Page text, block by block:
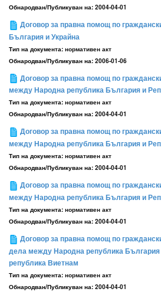
Обнародван/Публикуван на: 2004-04-01
Договор за правна помощ по
България и Украйна
Тип на документа: нормативен акт
Обнародван/Публикуван на: 2006-01-06
Договор за правна помощ по
между Народна република България и
Тип на документа: нормативен акт
Обнародван/Публикуван на: 2004-04-01
Договор за правна помощ по
между Народна република България и
Тип на документа: нормативен акт
Обнародван/Публикуван на: 2004-04-01
Договор за правна помощ по
между Народна република България и
Тип на документа: нормативен акт
Обнародван/Публикуван на: 2004-04-01
Договор за правна помощ по
дела между Народна република България
република Виетнам
Тип на документа: нормативен акт
Обнародван/Публикуван на: 2004-04-01